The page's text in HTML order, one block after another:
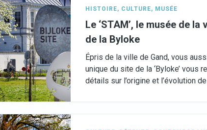
HISTOIRE, CULTURE, MUSÉE
Le ‘STAM’, le musée de
de la Byloke
Épris de la ville de Gand, vous
unique du site de la ‘Byloke’ vous
détails sur l’origine et l’évolution